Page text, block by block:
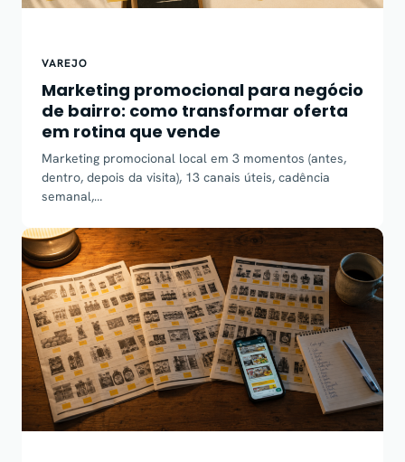
VAREJO
Marketing promocional para negócio
de bairro: como transformar oferta
em rotina que vende
Marketing promocional local em 3 momentos (antes,
dentro, depois da visita), 13 canais úteis, cadência
semanal,…